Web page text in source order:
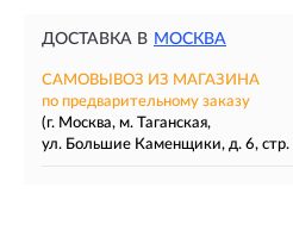
ДОСТАВКА В МОСКВА
САМОВЫВОЗ ИЗ МАГАЗИНА
по предварительному заказу
(г. Москва, м. Таганская,
ул. Большие Каменщики, д. 6, стр.